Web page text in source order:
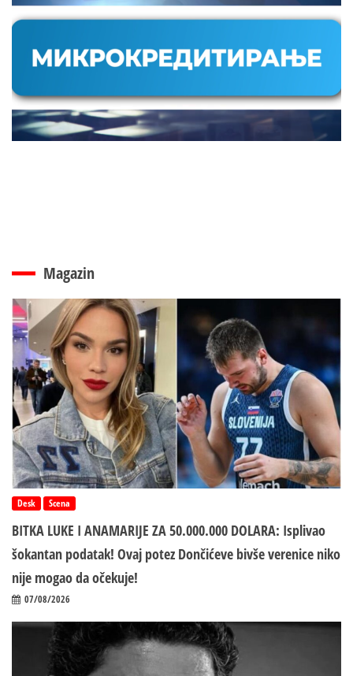
Magazin
Desk Scena
BITKA LUKE I ANAMARIJE ZA 50.000.000 DOLARA: Isplivao
šokantan podatak! Ovaj potez Dončićeve bivše verenice niko
nije mogao da očekuje!
07/08/2026